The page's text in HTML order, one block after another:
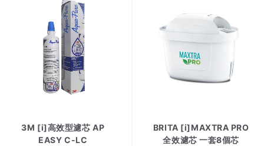
3M [i]高效型濾芯 AP
EASY C-LC
BRITA [i]MAXTRA PRO
全效濾芯 一套8個芯